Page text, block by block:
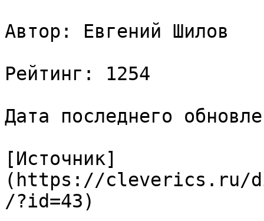
Автор: Евгений Шилов
Рейтинг: 1254
Дата последнего
[Источник]
(https://cleverics.ru/
/?id=43)